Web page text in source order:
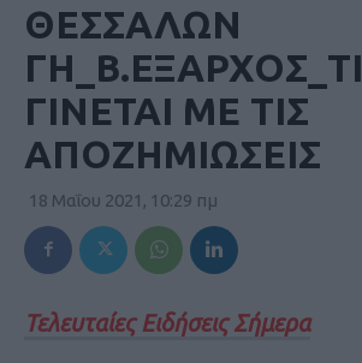
ΘΕΣΣΑΛΩΝ
ΓΗ_Β.ΕΞΑΡΧΟΣ_ΤΙ
ΓΙΝΕΤΑΙ ΜΕ ΤΙΣ
ΑΠΟΖΗΜΙΩΣΕΙΣ
18 Μαΐου 2021, 10:29 πμ
Τελευταίες Ειδήσεις Σήμερα